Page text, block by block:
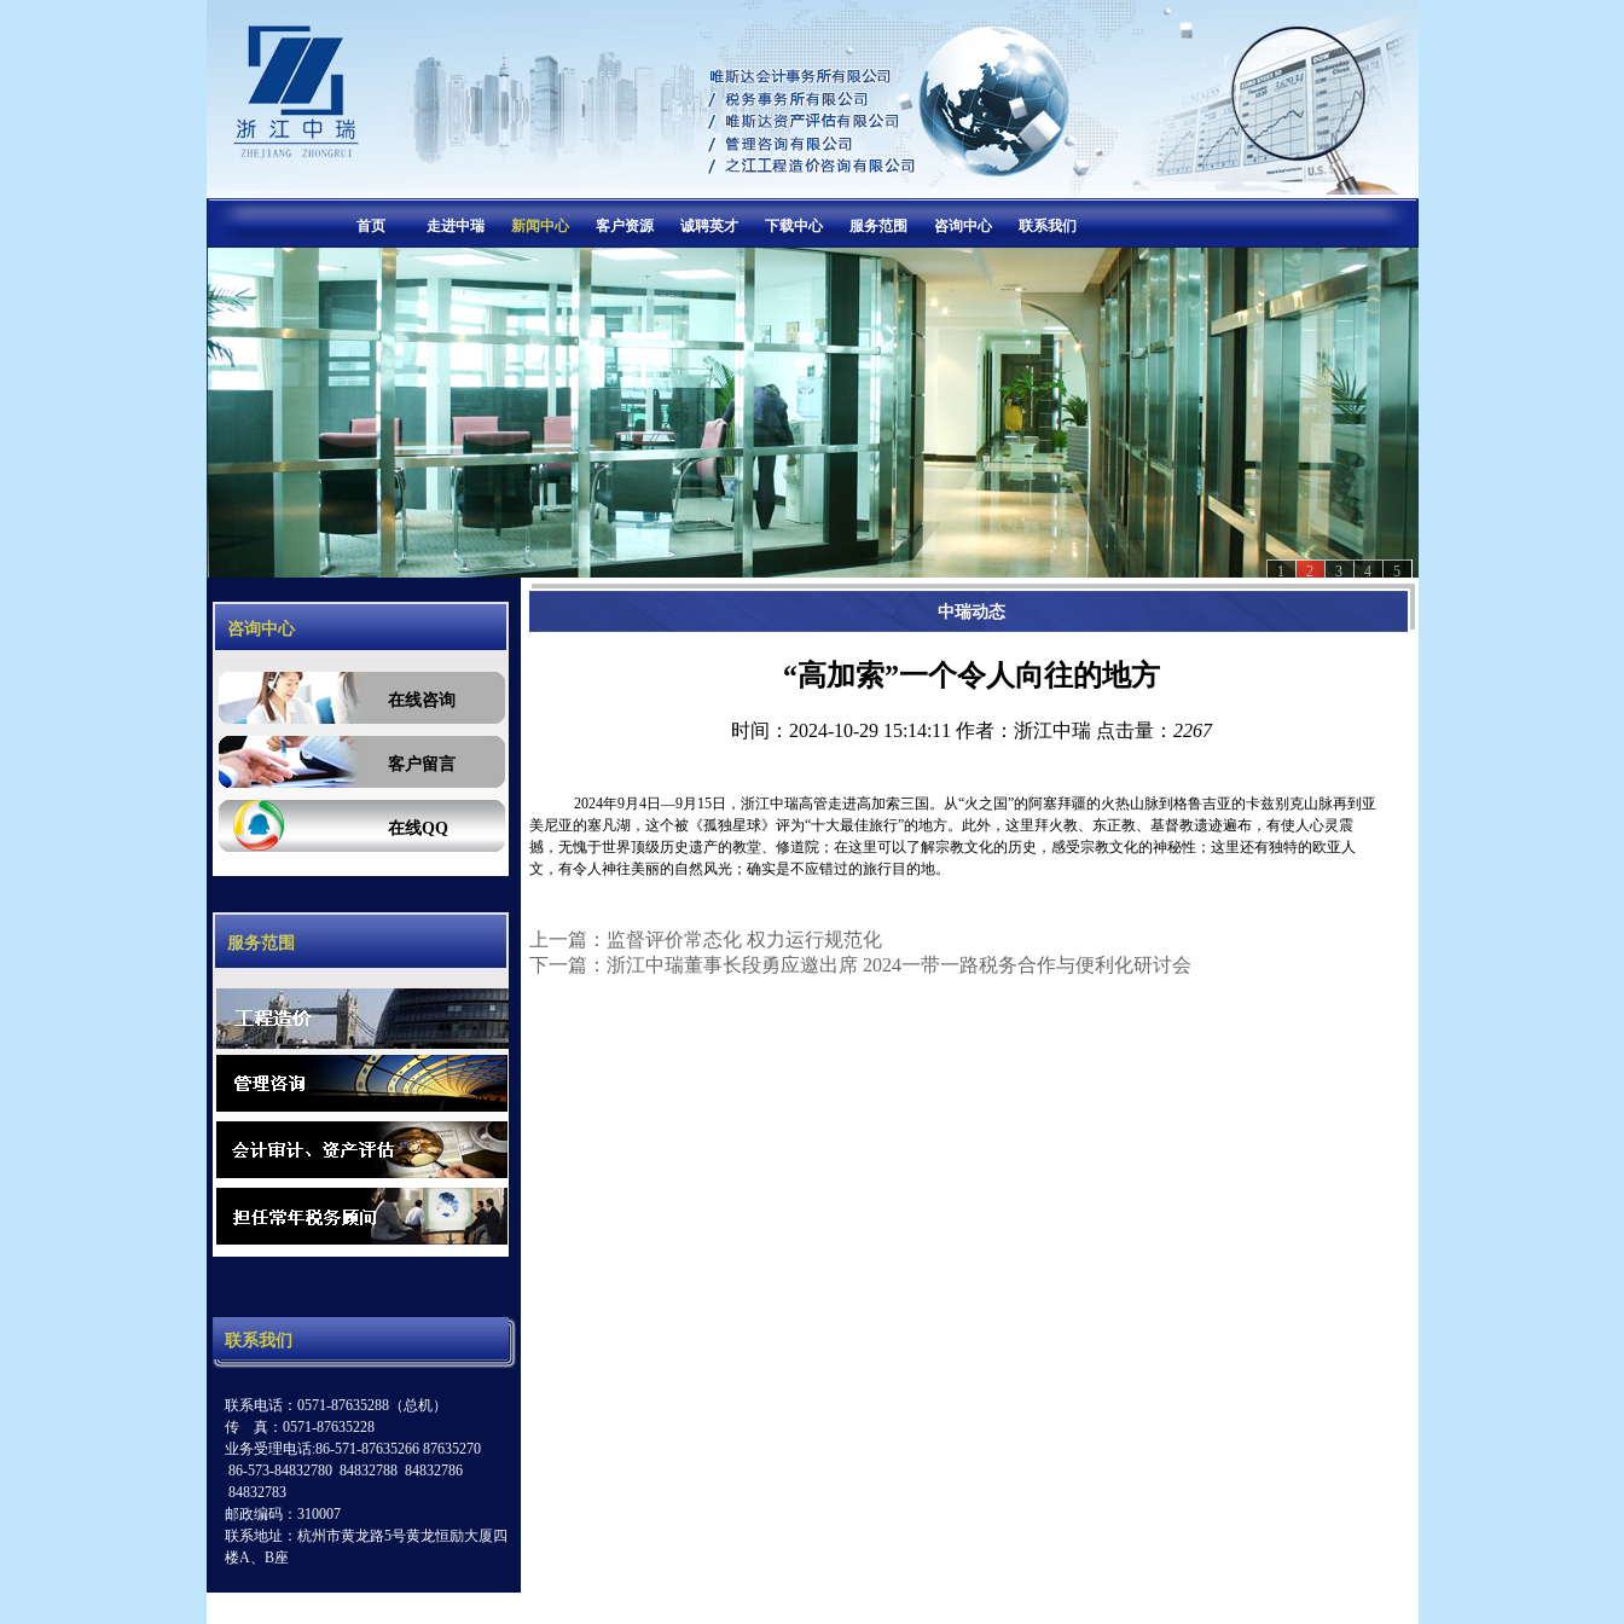
首页 走进中瑞 新闻中心 客户资源 诚聘英才 下载中心 服务范围 咨询中心 联系我们
5
4
3
2
1
咨询中心
在线咨询
客户留言
在线QQ
服务范围
联系我们
联系电话：0571-87635288（总机）
传 真：0571-87635228
业务受理电话:86-571-87635266 87635270
86-573-84832780 84832788 84832786
84832783
邮政编码：310007
联系地址：杭州市黄龙路5号黄龙恒励大厦四
楼A、B座
中瑞动态
“高加索”一个令人向往的地方
时间：2024-10-29 15:14:11 作者：浙江中瑞 点击量： 2267
2024年9月4日—9月 15日，浙江中瑞高管走进高加索三国。从“火之国”的阿塞拜疆的火热山脉到格鲁吉亚的卡兹别克山脉再到亚
美尼亚的塞凡湖，这个被《孤独星球》评为“十大最佳旅行”的地方。此外，这里拜火教、东正教、基督教遗迹遍布，有使人心灵震
撼，无愧于世界顶级历史遗产的教堂、修道院；在这里可以了解宗教文化的历史，感受宗教文化的神秘性；这里还有独特的欧亚人
文，有令人神往美丽的自然风光；确实是不应错过的旅行目的地。
上一篇：监督评价常态化 权力运行规范化
下一篇：浙江中瑞董事长段勇应邀出席 2024一带一路税务合作与便利化研讨会